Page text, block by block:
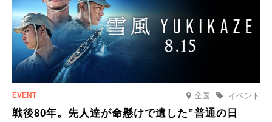
全国 イベント
戦後80年。先人達が命懸けで遺した”普通の日